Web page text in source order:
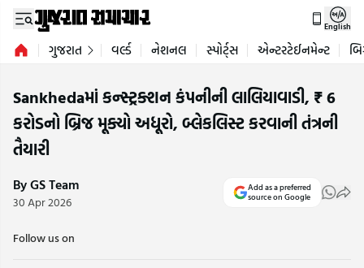
English
ગુજરાત વર્લ્ડ નેશનલ સ્પોર્ટ્સ એન્ટરટેઈનમેન્ટ
Sankhedaમાં કન્સ્ટ્રક્શન કંપનીની લાલિયાવાડી, ₹ 6
કરોડનો બ્રિજ મૂક્યો અધૂરો, બ્લેકલિસ્ટ કરવાની તંત્રની
તૈયારી
By GS Team
30 Apr 2026
Add as a preferred
source on Google
Follow us on